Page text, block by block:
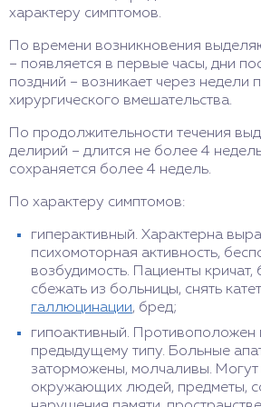
характеру симптомов.
По времени возникновения
– появляется в первые часы, дни
поздний – возникает через недели
хирургического вмешательства.
По продолжительности течения
делирий – длится не более 4
сохраняется более 4 недель.
По характеру симптомов:
гиперактивный. Характерна
психомоторная активность,
возбудимость. Пациенты кричат,
сбежать из больницы, снять
галлюцинации, бред;
гипоактивный.
предыдущему типу. Больные
заторможены, молчаливы. Могут
окружающих людей, предметы,